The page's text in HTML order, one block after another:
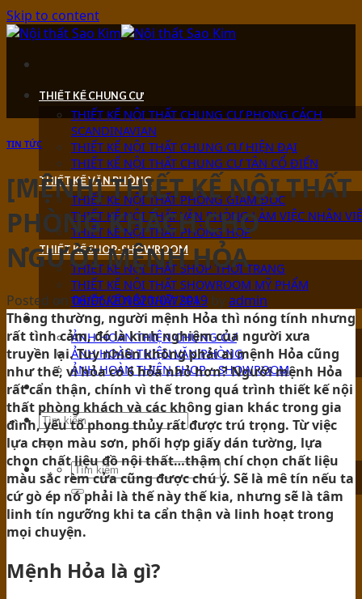
Skip to content
THIẾT KẾ CHUNG CƯ
THIẾT KẾ NỘI THẤT CHUNG CƯ PHONG CÁCH
SCANDINAVIAN
THIẾT KẾ NỘI THẤT CHUNG CƯ HIỆN ĐẠI
THIẾT KẾ NỘI THẤT CHUNG CƯ TÂN CỔ ĐIỂN
THIẾT KẾ VĂN PHÒNG
THIẾT KẾ NỘI THẤT PHÒNG GIÁM ĐỐC
THIẾT KẾ NỘI THẤT VĂN PHÒNG LÀM VIỆC NHÂN
THIẾT KẾ NỘI THẤT PHÒNG HỌP
THIẾT KẾ SHOP-SHOWROOM
THIẾT KẾ NỘI THẤT SHOP THỜI TRANG
THIẾT KẾ NỘI THẤT SHOWROOM MỸ PHẨM
THIẾT KẾ NỘI THẤT SPA
ẢNH HOÀN THIỆN
ẢNH HOÀN THIỆN CHUNG CƯ
ẢNH HOÀN THIỆN VĂN PHÒNG
ẢNH HOÀN THIỆN SHOP – SHOWROOM
TIN TỨC
TIN TỨC
[MỆNH] THIẾT KẾ NỘI THẤT
PHÒNG KHÁCH CHO
NGƯỜI MỆNH HỎA
Posted on06/06/201820/07/2019 byadmin
Thông thường, người mệnh Hỏa thì nóng tính nhưng
rất tình cảm, đó là kinh nghiệm của người xưa
truyền lại. Tuy nhiên không phải ai mệnh Hỏa cũng
như thế, vì hỏa có 6 hỏa nhỏ hơn? Người mệnh Hỏa
rất cẩn thận, chính vì thế trong quá trình thiết kế nội
thất phòng khách và các không gian khác trong gia
đình, yếu tố phong thủy rất được trú trọng. Từ việc
lựa chọn màu sơn, phối hợp giấy dán tường, lựa
chọn chất liệu đồ nội thất…thậm chí chọn chất liệu
màu sắc rèm cửa cũng được chú ý. Sẽ là mê tín nếu ta
cứ gò ép nó phải là thế này thế kia, nhưng sẽ là tâm
linh tín ngưỡng khi ta cẩn thận và linh hoạt trong
mọi chuyện.
Mệnh Hỏa là gì?